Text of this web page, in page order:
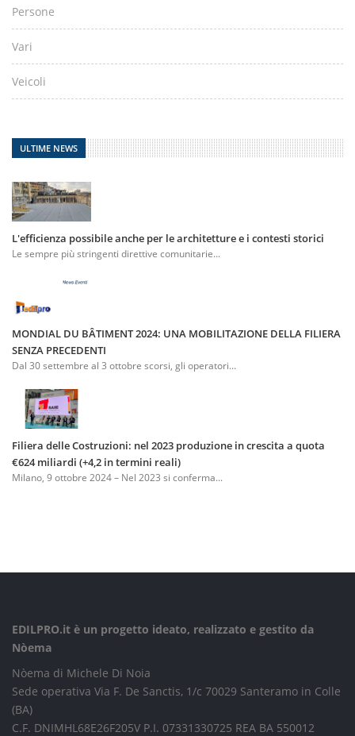
Persone
Vari
Veicoli
ULTIME NEWS
L'efficienza possibile anche per le architetture e i contesti storici
Le sempre più stringenti direttive comunitarie...
MONDIAL DU BÂTIMENT 2024: UNA MOBILITAZIONE DELLA FILIERA
SENZA PRECEDENTI
Dal 30 settembre al 3 ottobre scorsi, gli operatori...
Filiera delle Costruzioni: nel 2023 produzione in crescita a quota
€624 miliardi (+4,2 in termini reali)
Milano, 9 ottobre 2024 – Nel 2023 si conferma...
EDILPRO.it è un progetto ideato, realizzato e gestito da
Nòema
Nòema di Michele Di Noia
Sede operativa Via F. De Sanctis, 1/c 70029 Santeramo in Colle
(BA)
C.F. DNIMHL68E26F205V P.I. 07331330725 REA BA 550012